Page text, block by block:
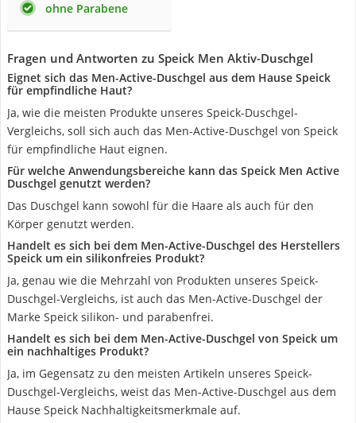
ohne Parabene
Fragen und Antworten zu Speick Men Aktiv-Duschgel
Eignet sich das Men-Active-Duschgel aus dem Hause Speick
für empfindliche Haut?
Ja, wie die meisten Produkte unseres Speick-Duschgel-
Vergleichs, soll sich auch das Men-Active-Duschgel von Speick
für empfindliche Haut eignen.
Für welche Anwendungsbereiche kann das Speick Men Active
Duschgel genutzt werden?
Das Duschgel kann sowohl für die Haare als auch für den
Körper genutzt werden.
Handelt es sich bei dem Men-Active-Duschgel des Herstellers
Speick um ein silikonfreies Produkt?
Ja, genau wie die Mehrzahl von Produkten unseres Speick-
Duschgel-Vergleichs, ist auch das Men-Active-Duschgel der
Marke Speick silikon- und parabenfrei.
Handelt es sich bei dem Men-Active-Duschgel von Speick um
ein nachhaltiges Produkt?
Ja, im Gegensatz zu den meisten Artikeln unseres Speick-
Duschgel-Vergleichs, weist das Men-Active-Duschgel aus dem
Hause Speick Nachhaltigkeitsmerkmale auf.